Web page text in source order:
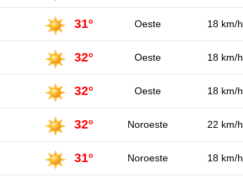
31° Oeste 18 km/h
32° Oeste 18 km/h
32° Oeste 18 km/h
32° Noroeste 22 km/h
31° Noroeste 18 km/h